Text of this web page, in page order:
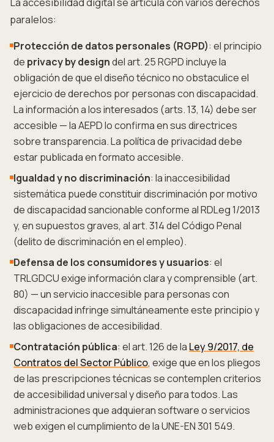
paralelos:
Protección de datos personales (RGPD): el principio
de privacy by designdel art. 25 RGPD incluye la
obligación de que el diseño técnico no obstaculice el
ejercicio de derechos por personas con discapacidad.
La información a los interesados (arts. 13, 14) debe ser
accesible — la AEPD lo confirma en sus directrices
sobre transparencia. La política de privacidad debe
estar publicada en formato accesible.
Igualdad y no discriminación: la inaccesibilidad
sistemática puede constituir discriminación por motivo
de discapacidad sancionable conforme al RDLeg 1/2013
y, en supuestos graves, al art. 314 del Código Penal
(delito de discriminación en el empleo).
Defensa de los consumidores y usuarios: el
TRLGDCU exige información clara y comprensible (art.
80) — un servicio inaccesible para personas con
discapacidad infringe simultáneamente este principio y
las obligaciones de accesibilidad.
Contratación pública: el art. 126 de la Ley 9/2017, de
Contratos del Sector Público, exige que en los pliegos
de las prescripciones técnicas se contemplen criterios
de accesibilidad universal y diseño para todos. Las
administraciones que adquieran software o servicios
web exigen el cumplimiento de la UNE-EN 301 549.